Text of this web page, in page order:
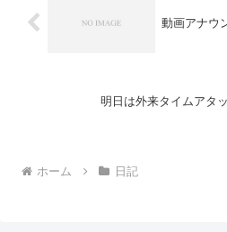
動画アナウ
明日は外来タイムアタ
ホーム 日記